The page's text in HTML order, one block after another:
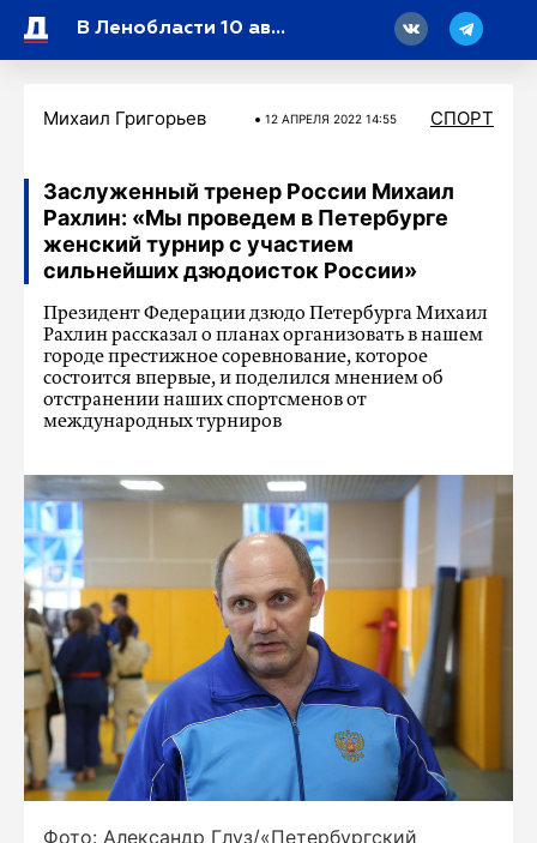
В Ленобласти 10 августа воздух прогреется до +26 градусов
Михаил Григорьев 12 АПРЕЛЯ 2022 14:55 СПОРТ
Заслуженный тренер России Михаил
Рахлин: «Мы проведем в Петербурге
женский турнир с участием
сильнейших дзюдоисток России»
Президент Федерации дзюдо Петербурга Михаил
Рахлин рассказал о планах организовать в нашем
городе престижное соревнование, которое
состоится впервые, и поделился мнением об
отстранении наших спортсменов от
международных турниров
Фото: Александр Глуз/«Петербургский